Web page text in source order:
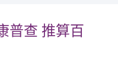
普查 推算百